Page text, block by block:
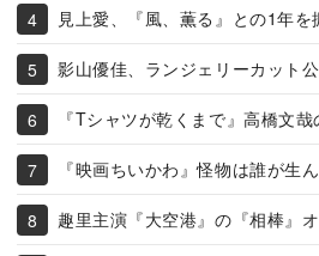
見上愛、『風、薫る』との1年を
影山優佳、ランジェリーカット
『Tシャツが乾くまで』高橋文
『映画ちいかわ』怪物は誰が生
趣里主演『大空港』の『相棒』